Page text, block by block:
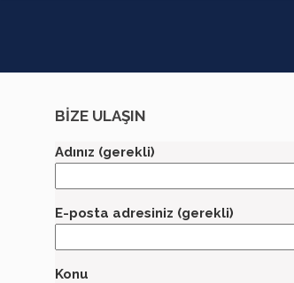
BİZE ULAŞIN
Adınız (gerekli)
E-posta adresiniz (gerekli)
Konu